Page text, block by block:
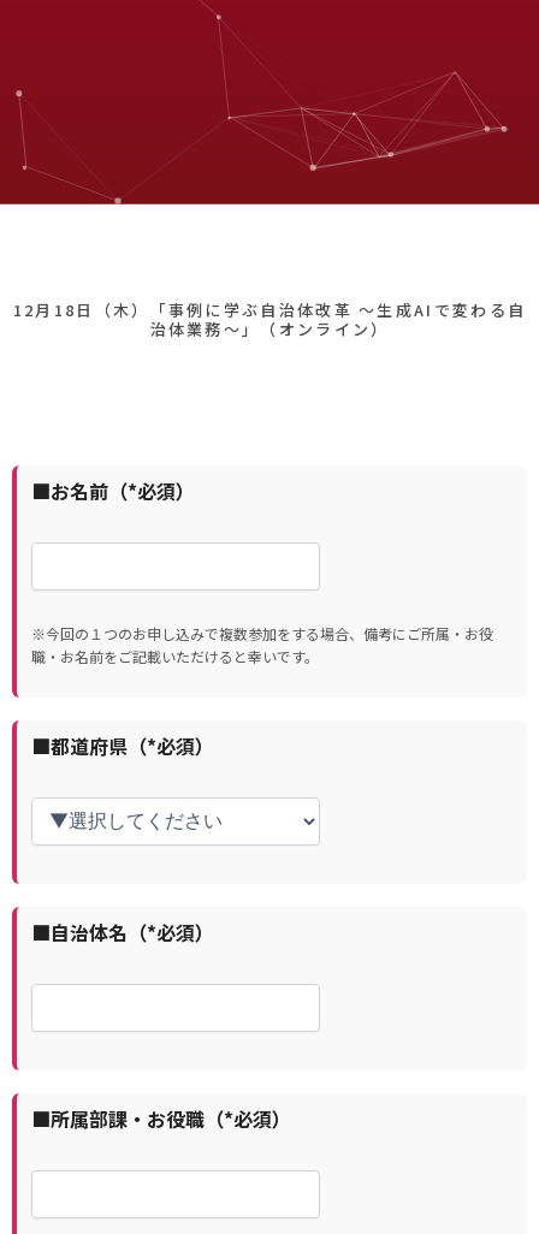
12月18日（木）「事例に学ぶ自治体改革 ～生成AIで変わる自
治体業務～」（オンライン）
■お名前（*必須）
※今回の１つのお申し込みで複数参加をする場合、備考にご所属・お役
職・お名前をご記載いただけると幸いです。
■都道府県（*必須）
■自治体名（*必須）
■所属部課・お役職（*必須）